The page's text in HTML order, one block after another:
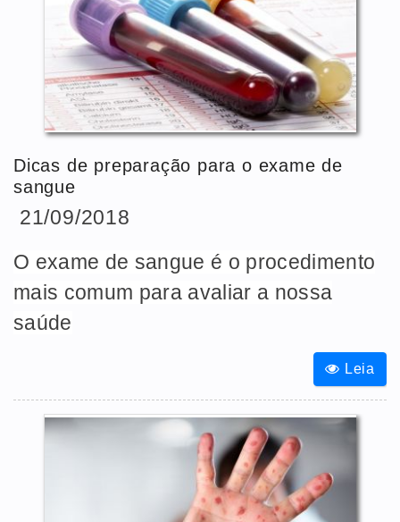
Dicas de preparação para o exame de
sangue
21/09/2018
O exame de sangue é o procedimento
mais comum para avaliar a nossa
saúde
Leia